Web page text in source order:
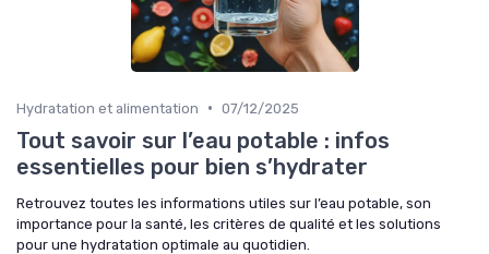
Hydratation et alimentation • 07/12/2025
Tout savoir sur l’eau potable : infos
essentielles pour bien s’hydrater
Retrouvez toutes les informations utiles sur l’eau potable, son
importance pour la santé, les critères de qualité et les solutions
pour une hydratation optimale au quotidien.